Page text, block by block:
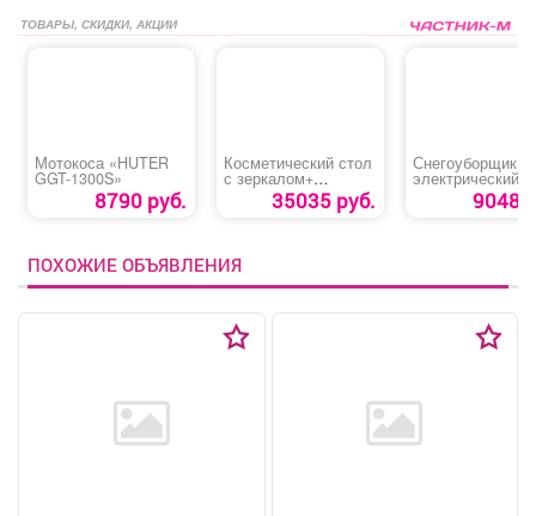
ТОВАРЫ, СКИДКИ, АКЦИИ
Мотокоса «HUTER
GGT-1300S»
8790 руб.
Косметический стол
с зеркалом+
подсветка
«ДОЛЬЧЕ»35035 руб.
Снегоуборщик
электрический
«HUTER SGC
9048
ПОХОЖИЕ ОБЪЯВЛЕНИЯ